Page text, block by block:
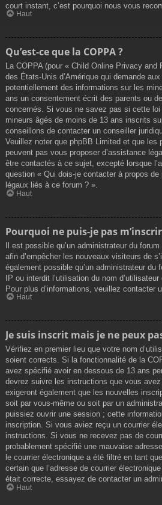
court instant, c’est pourquoi nous vous
Haut
Qu’est-ce que la COPPA ?
La COPPA (pour « Child Online Privacy
des États-Unis d’Amérique qui demande
potentiellement des informations sur les
ans un consentement écrit des parents ou
concernés. Si vous ne savez pas si cette loi
mineurs âgés de moins de 13 ans inscrits
conseillons de contacter un conseiller
Veuillez noter que phpBB Limited et que les
peuvent pas vous proposer d’assistance
être contactés à ce sujet, excepté lorsque
question « Qui dois-je contacter à propos de
légaux liés à ce forum ? ».
Haut
Pourquoi ne puis-je pas
Il est possible qu’un administrateur du
afin d’empêcher les nouveaux visiteurs de
également possible qu’un administrateur du
IP ou interdit l’utilisation du nom
Pour plus d’informations, veuillez contacter
Haut
Je suis inscrit mais je ne peux
Vérifiez en premier lieu que votre nom
soient corrects. Si la fonctionnalité de la
avez spécifié avoir en dessous de 13 ans
devrez suivre les instructions que vous
exigeront également que les nouvelles
soit par vous-même ou soit par un
puissiez ouvrir une session ; cette
inscription. Si vous aviez reçu un courrier
instructions. Si vous ne recevez pas de
probablement spécifié une mauvaise
le courrier électronique a été filtré en tant
certain que l’adresse de courrier
était correcte, essayez de contacter un
Haut